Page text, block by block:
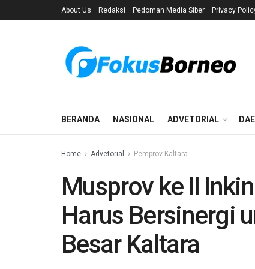
About Us Redaksi Pedoman Media Siber Privacy
BERANDA NASIONAL ADVETORIAL
Home Advetorial Pemprov Kaltara
Musprov ke II
Harus Bersinergi
Besar Kaltara